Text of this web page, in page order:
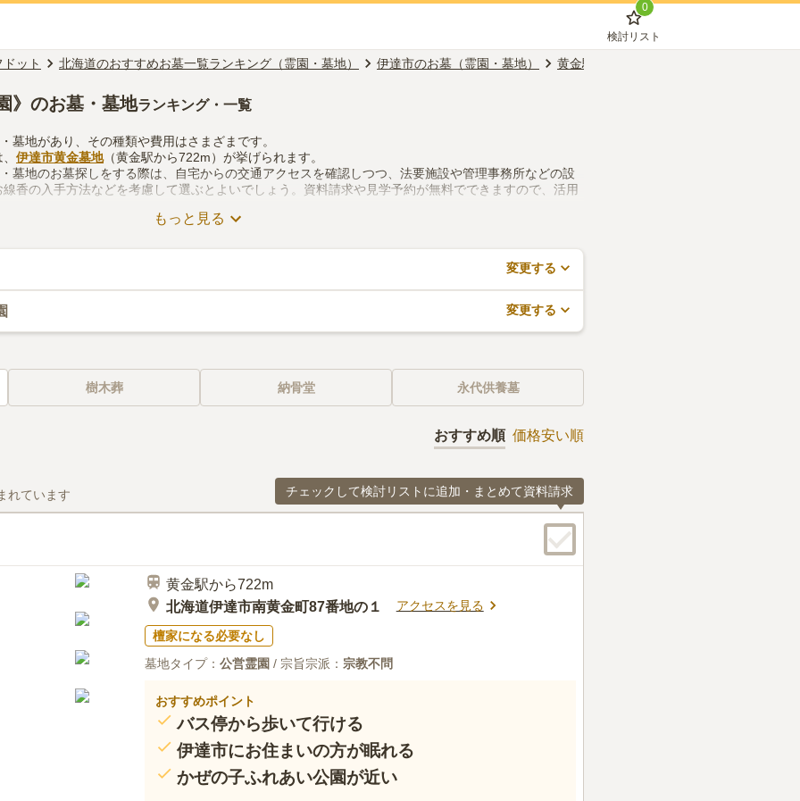
0
検討リスト
ット 北海道のおすすめお墓一覧ランキング（霊園・墓地） 伊達市のお墓（霊園・墓地） 黄金駅のお墓（霊園・墓地）
》のお墓・墓地ランキング・一覧
墓地があり、その種類や費用はさまざまです。
伊達市黄金墓地（黄金駅から722m）が挙げられます。
墓地のお墓探しをする際は、自宅からの交通アクセスを確認しつつ、法要施設や管理事務所などの設
香の入手方法などを考慮して選ぶとよいでしょう。資料請求や見学予約が無料でできますので、活用
もっと見る
変更する
変更する
樹木葬 納骨堂 永代供養墓
おすすめ順 価格安い順
れています チェックして検討リストに追加・まとめて資料請求
黄金駅から722m
北海道伊達市南黄金町87番地の１
アクセスを見る
檀家になる必要なし
墓地タイプ： 公営霊園 / 宗旨宗派： 宗教不問
おすすめポイント
バス停から歩いて行ける
伊達市にお住まいの方が眠れる
かぜの子ふれあい公園が近い